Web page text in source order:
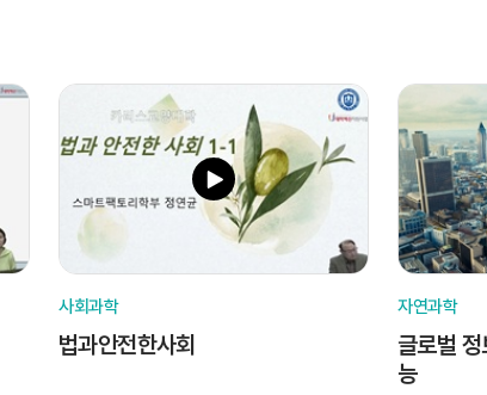
사회과학
법과안전한사회
자연과학
글로벌 정
능